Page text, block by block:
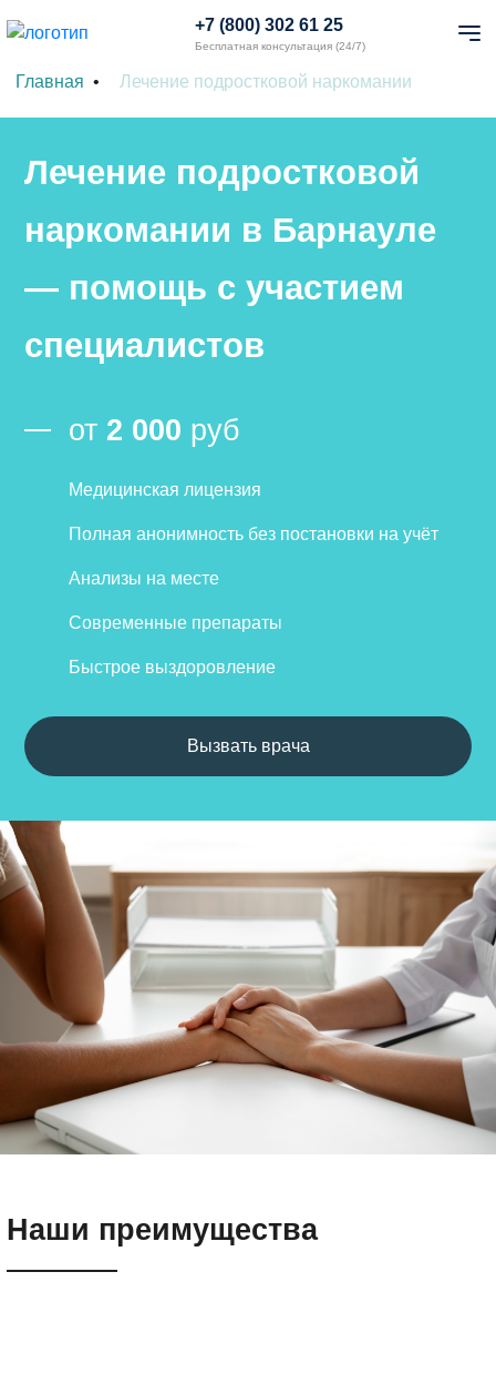
+7 (800) 302 61 25
Бесплатная консультация (24/7)
Главная Лечение подростковой наркомании
Лечение подростковой
наркомании в Барнауле
— помощь с участием
специалистов
от 2 000 руб
Медицинская лицензия
Полная анонимность без постановки на учёт
Анализы на месте
Современные препараты
Быстрое выздоровление
Вызвать врача
Наши преимущества